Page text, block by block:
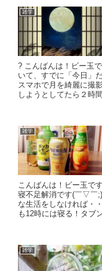
雑学
? こんばんは！ビー玉
いて、すでに「今日」
スマホで月を綺麗に撮
しようとしてたら２時
雑学
こんばんは！ビー玉で
寝不足解消です(￣▽￣
な生活をしなければ・
も12時には寝る！タブ
雑学